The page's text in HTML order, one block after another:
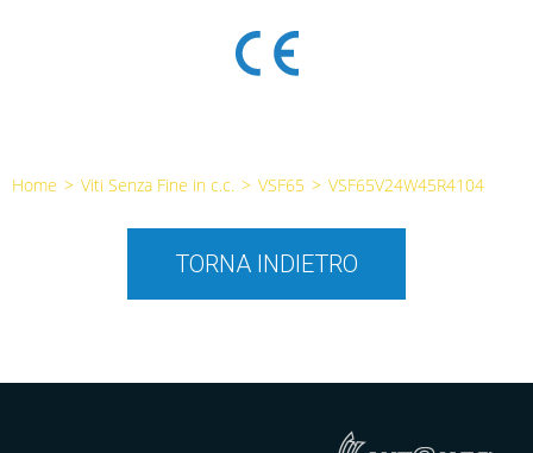
Home > Viti Senza Fine in c.c. > VSF65 > VSF65V24W45R4104
TORNA INDIETRO